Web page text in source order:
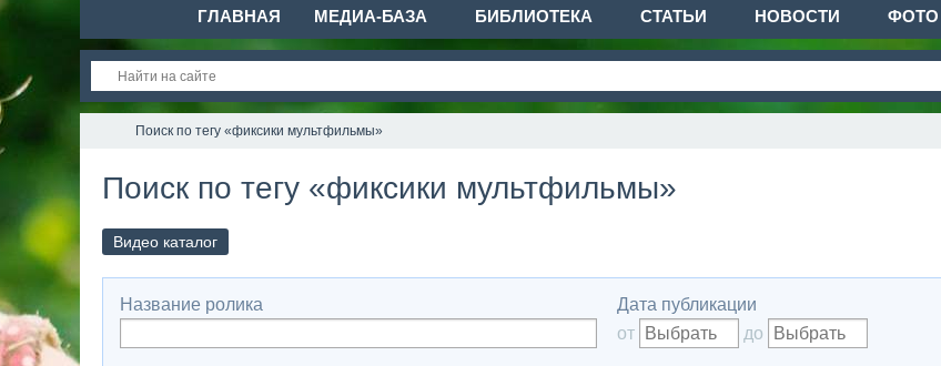
ГЛАВНАЯ МЕДИА-БАЗА БИБЛИОТЕКА СТАТЬИ НОВОСТИ ФОТО
Поиск по тегу «фиксики мультфильмы»
Поиск по тегу «фиксики мультфильмы»
Видео каталог
Название ролика
Дата публикации
от
до